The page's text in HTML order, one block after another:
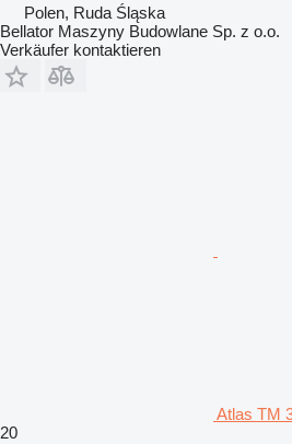
Polen, Ruda Śląska
Bellator Maszyny Budowlane Sp. z o.o.
Verkäufer kontaktieren
Atlas TM
20